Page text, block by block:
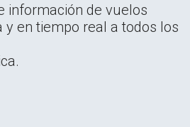
información de vuelos
y en tiempo real a todos los